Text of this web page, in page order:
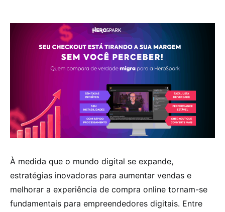
À medida que o mundo digital se expande,
estratégias inovadoras para aumentar vendas e
melhorar a experiência de compra online tornam-se
fundamentais para empreendedores digitais. Entre